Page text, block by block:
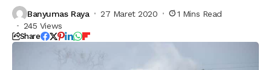
Banyumas Raya 27 Maret 2020
1 Mins Read
245 Views
Share